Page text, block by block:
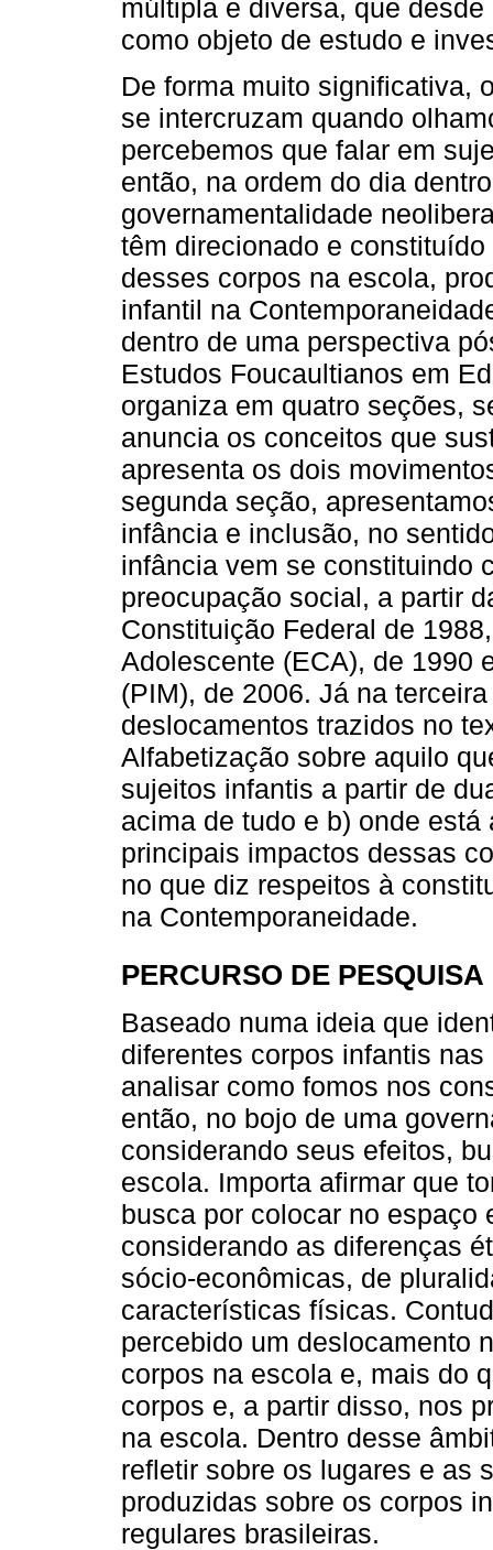
múltipla e diversa, que
como objeto de estudo e
De forma muito significativa,
se intercruzam quando
percebemos que falar em
então, na ordem do dia
governamentalidade
têm direcionado e
desses corpos na escola,
infantil na
dentro de uma perspectiva
Estudos Foucaultianos em
organiza em quatro seções,
anuncia os conceitos que
apresenta os dois
segunda seção,
infância e inclusão, no
infância vem se constituindo
preocupação social, a partir
Constituição Federal de
Adolescente (ECA), de 1990
(PIM), de 2006. Já na
deslocamentos trazidos no
Alfabetização sobre aquilo
sujeitos infantis a partir de
acima de tudo e b) onde
principais impactos dessas
no que diz respeitos à
na Contemporaneidade.
PERCURSO DE PESQUISA
Baseado numa ideia que
diferentes corpos infantis
analisar como fomos nos
então, no bojo de uma
considerando seus efeitos,
escola. Importa afirmar que
busca por colocar no espaço
considerando as diferenças
sócio-econômicas, de
características físicas.
percebido um deslocamento
corpos na escola e, mais do
corpos e, a partir disso, nos
na escola. Dentro desse
refletir sobre os lugares e as
produzidas sobre os corpos
regulares brasileiras.